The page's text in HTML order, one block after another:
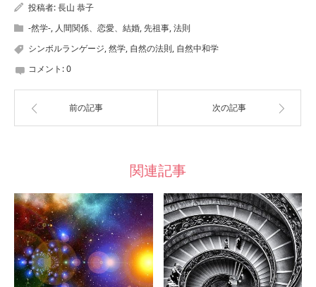
投稿者:長山 恭子
-然学-, 人間関係、恋愛、結婚, 先祖事,法則
シンボルランゲージ,然学, 自然の法則, 自然中和学
コメント:0
前の記事 次の記事
関連記事